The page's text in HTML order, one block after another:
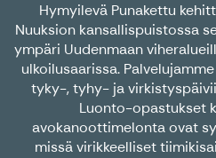
Hymyilevä Punakettu
Nuuksion kansallispuistossa
ympäri Uudenmaan
ulkoilusaarissa.
tyky-, tyhy- ja
Luonto-opastukset
avokanoottimelonta ovat
missä virikkeelliset